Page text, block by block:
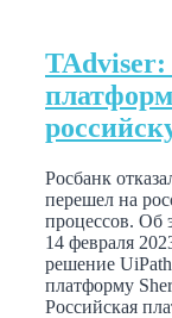
TAdviser:
Росбанк
перешел на
процессов. Об
14 февраля
решение
платформу
Российская